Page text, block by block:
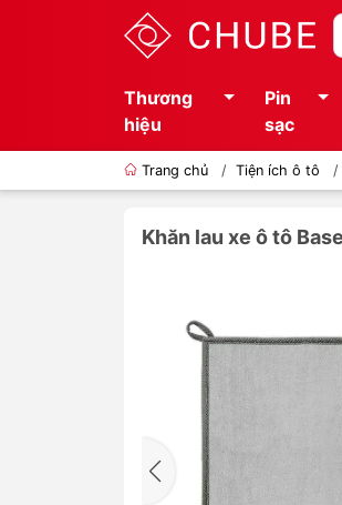
Thương
hiệu
Pin
sạc
Trang chủ / Tiện ích ô tô /
Khăn lau xe ô tô